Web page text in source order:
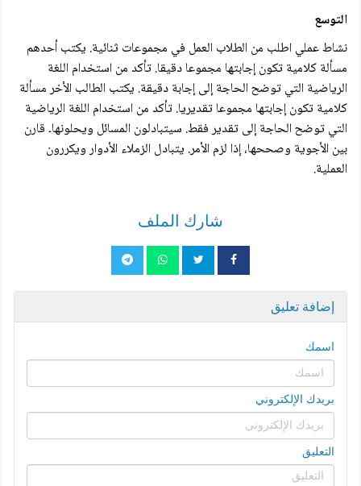
التوسع
نشاط عملي اطلب من الطلاب العمل في مجموعات ثنائية. يكتب أحدهم
مسألة كلامية تكون إجابتها مجموعا دقيقا. تأكد من استخدام اللغة
الرياضية التي توضح الحاجة إلى إجابة دقيقة. يكتب الطالب الأخر مسألة
كلامية تكون إجابتها مجموعا تقديريا. تأكد من استخدام اللغة الرياضية
التي توضح الحاجة إلى تقدير فقط. سيتبادلون المسائل ويحلونها۔ قارن
بين الأجوية وصححها، إذا لزم الأمر. يتبادل الزملاء الأدوار ويكررون
العملية.
شارك الملف
إضافة تعليق
اسمك
بريدك الإلكتروني
التعليق